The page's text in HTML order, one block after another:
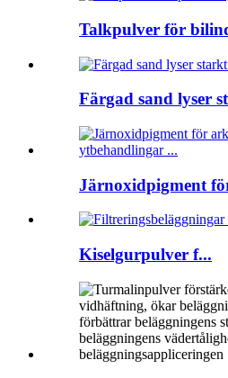
Talkpulver för
Färgad sand lyser
Järnoxidpigment
Kiselgurpulver f...